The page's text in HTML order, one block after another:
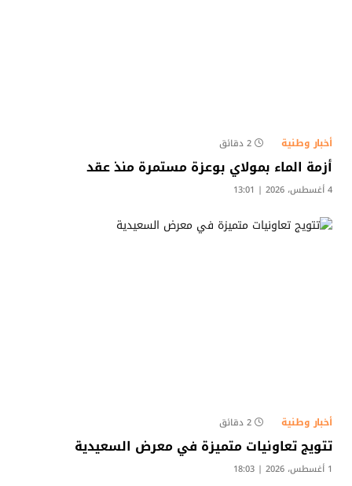
أخبار وطنية 2 دقائق
أزمة الماء بمولاي بوعزة مستمرة منذ عقد
4 أغسطس، 2026 | 13:01
أخبار وطنية 2 دقائق
تتويج تعاونيات متميزة في معرض السعيدية
1 أغسطس، 2026 | 18:03